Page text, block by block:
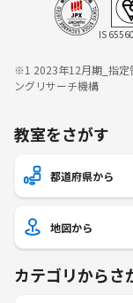
IS
※1 2023年12月期_指定
ングリサーチ機構
教室をさがす
都道府県から
地図から
カテゴリからさ